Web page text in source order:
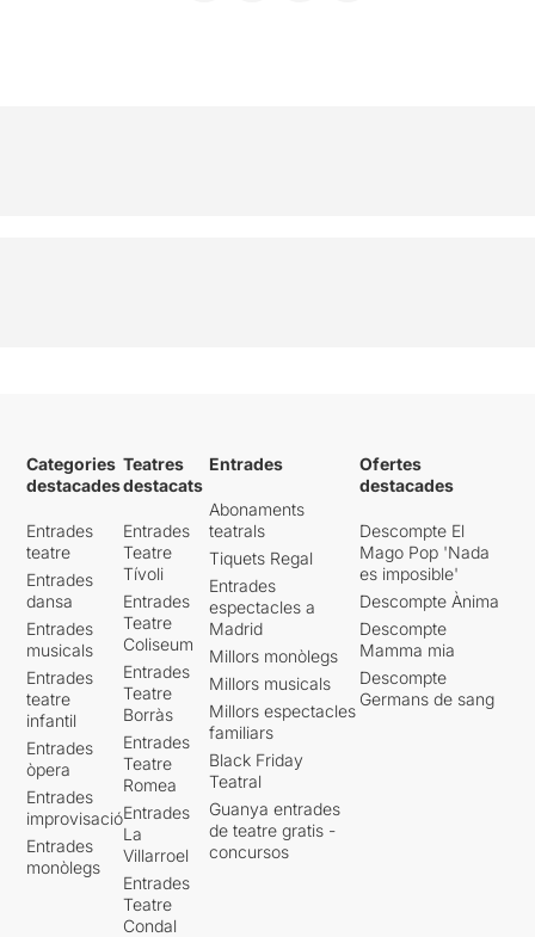
Categories
destacades
Entrades
teatre
Entrades
dansa
Entrades
musicals
Entrades
teatre
infantil
Entrades
òpera
Entrades
improvisació
Entrades
monòlegs
Teatres
destacats
Entrades
Teatre
Tívoli
Entrades
Teatre
Coliseum
Entrades
Teatre
Borràs
Entrades
Teatre
Romea
Entrades
La
Villarroel
Entrades
Teatre
Condal
Entrades
Abonaments
teatrals
Tiquets Regal
Entrades
espectacles a
Madrid
Millors monòlegs
Millors musicals
Millors espectacles
familiars
Black Friday
Teatral
Guanya entrades
de teatre gratis -
concursos
Ofertes
destacades
Descompte El
Mago Pop 'Nada
es imposible'
Descompte Ànima
Descompte
Mamma mia
Descompte
Germans de sang